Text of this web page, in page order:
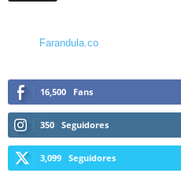
Farandula.co
16,500 Fans
350 Seguidores
3,099 Seguidores